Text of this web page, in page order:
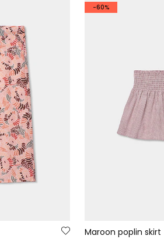
-60%
Maroon poplin skirt